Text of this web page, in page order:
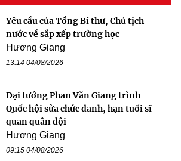
Yêu cầu của Tổng Bí thư, Chủ tịch
nước về sắp xếp trường học
Hương Giang
13:14 04/08/2026
Đại tướng Phan Văn Giang trình
Quốc hội sửa chức danh, hạn tuổi sĩ
quan quân đội
Hương Giang
09:15 04/08/2026